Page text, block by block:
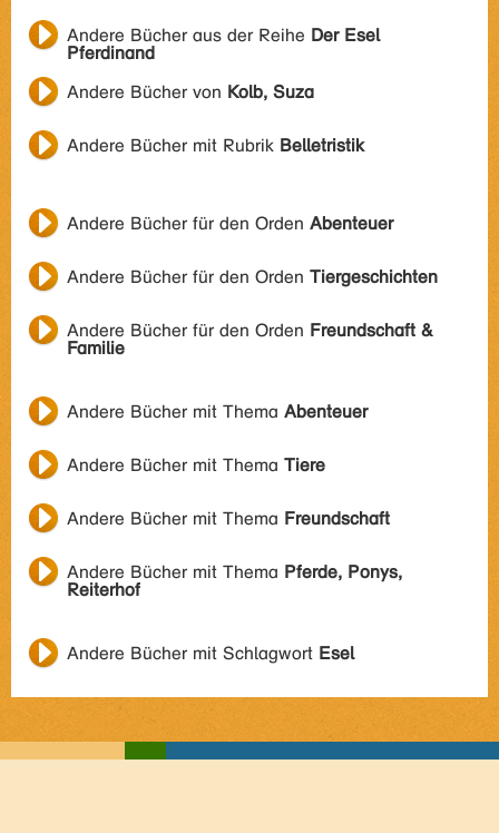
Andere Bücher aus der Reihe Der Esel
Pferdinand
Andere Bücher von Kolb, Suza
Andere Bücher mit Rubrik Belletristik
Andere Bücher für den Orden Abenteuer
Andere Bücher für den Orden Tiergeschichten
Andere Bücher für den Orden Freundschaft &
Familie
Andere Bücher mit Thema Abenteuer
Andere Bücher mit Thema Tiere
Andere Bücher mit Thema Freundschaft
Andere Bücher mit Thema Pferde, Ponys,
Reiterhof
Andere Bücher mit Schlagwort Esel